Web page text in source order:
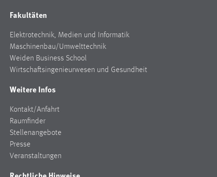
Fakultäten
Elektrotechnik, Medien und Informatik
Maschinenbau/Umwelttechnik
Weiden Business School
Wirtschaftsingenieurwesen und Gesundheit
Weitere Infos
Kontakt/Anfahrt
Raumfinder
Stellenangebote
Presse
Veranstaltungen
MARKETING
Marketing Cookies werden von Drittanbietern
verwendet, um personalisierte Werbung anzuzeigen.
Sie tun dies, indem sie Besucher über Websites
Name:
_gcl_au
Google Ireland Limited